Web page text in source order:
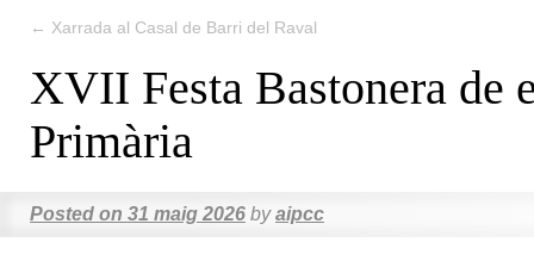
← Xarrada al Casal de Barri del Raval
XVII Festa Bastonera de
Primària
Posted on 31 maig 2026 by aipcc